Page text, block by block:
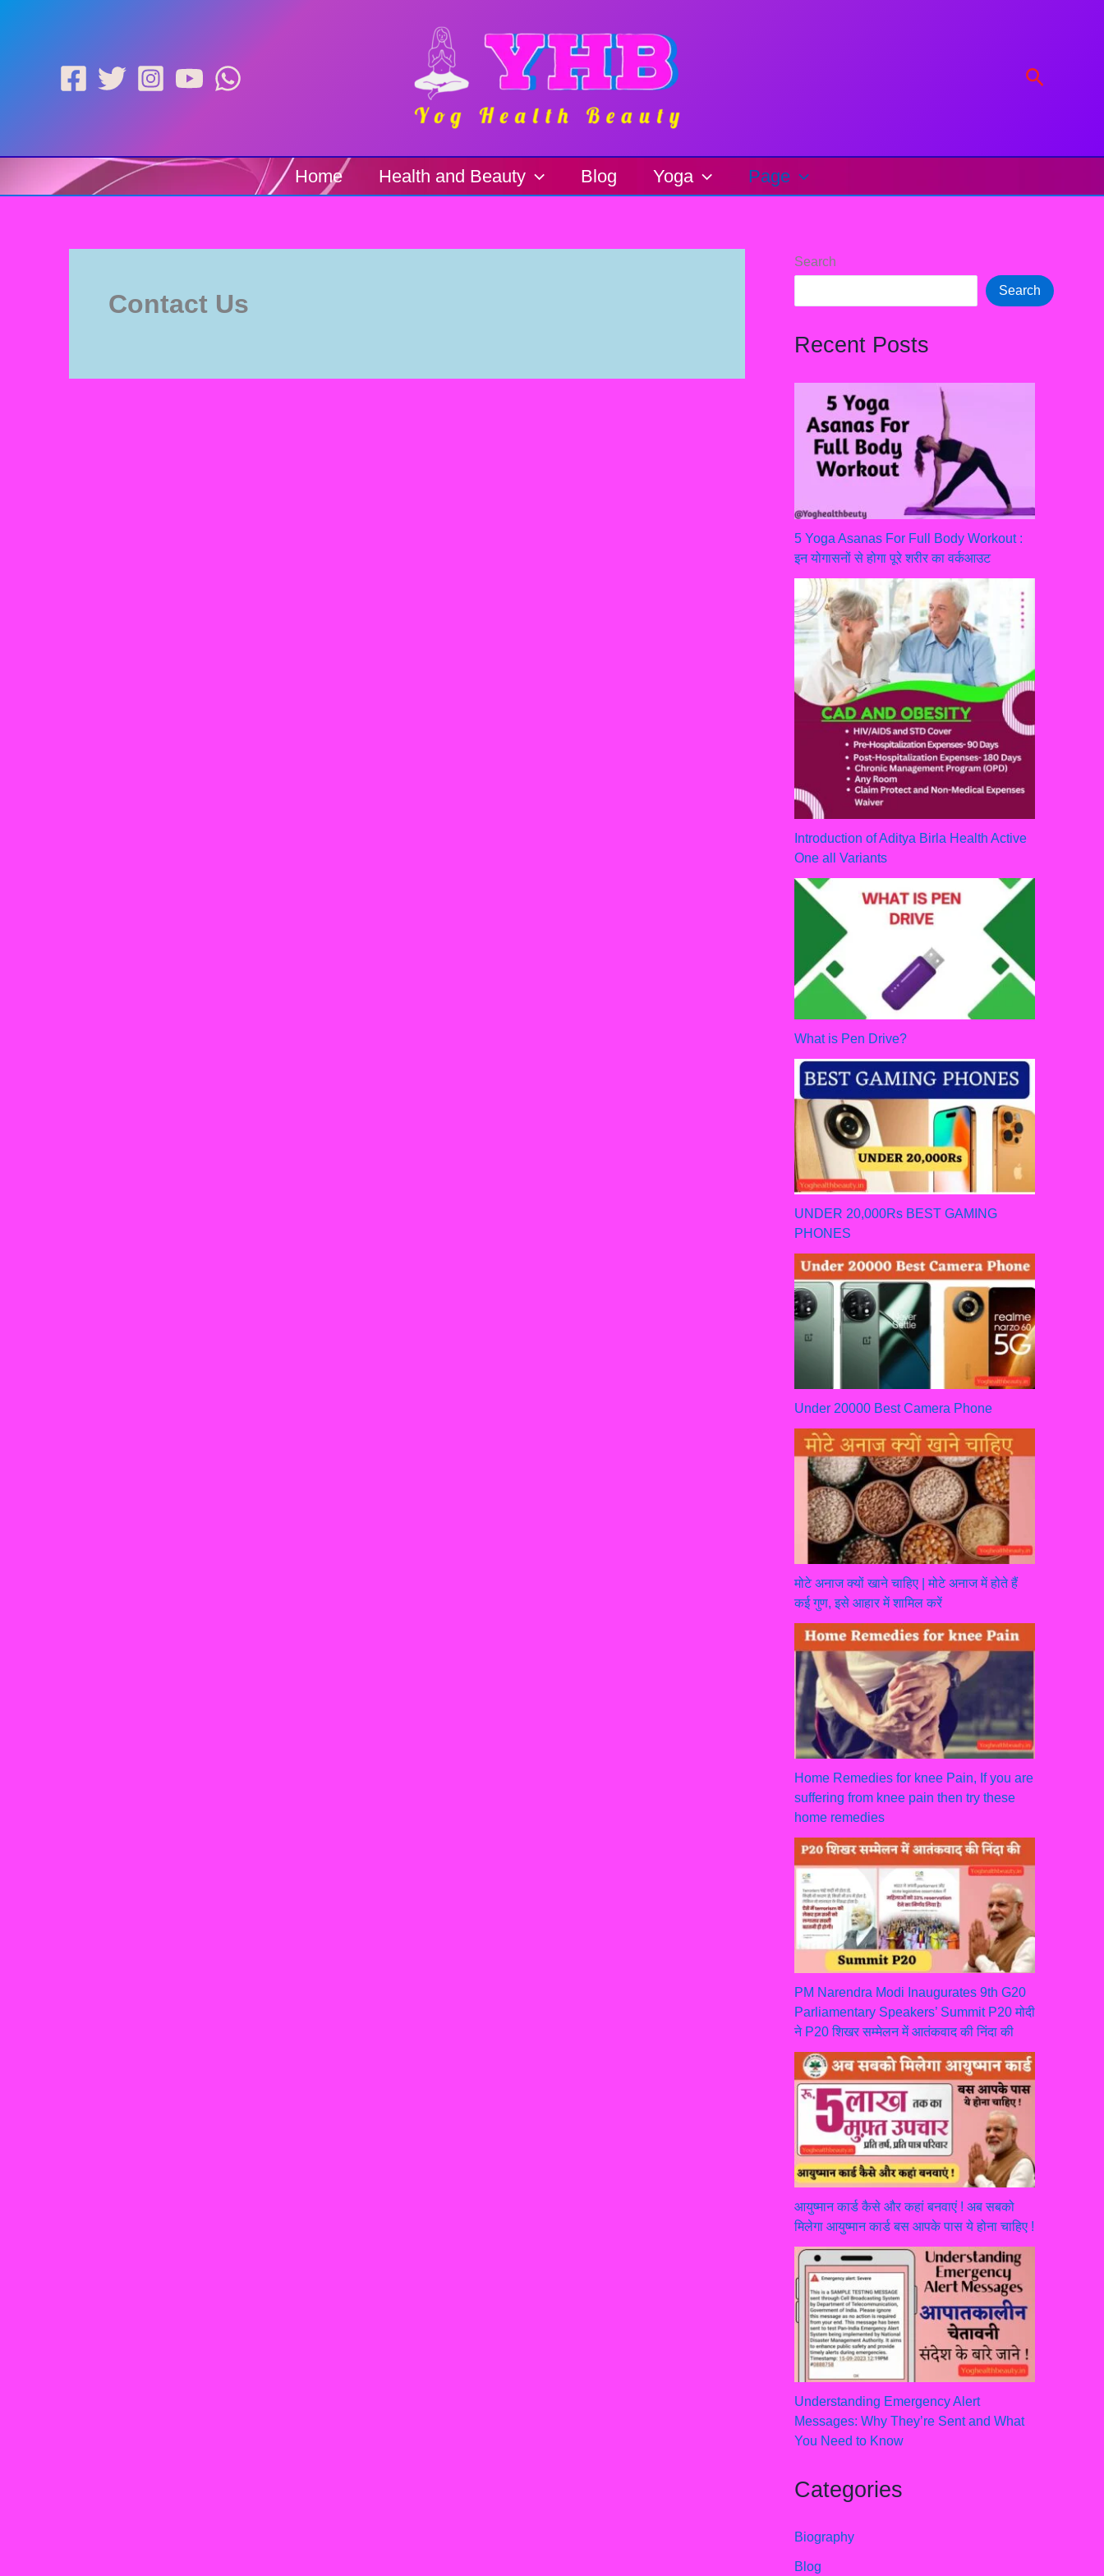
Search
Home Health and Beauty Blog Yoga Page
Contact Us
Search
Search
Recent Posts
5 Yoga Asanas For Full Body Workout :
इन योगासनों से होगा पूरे शरीर का वर्कआउट
Introduction of Aditya Birla Health Active
One all Variants
What is Pen Drive?
UNDER 20,000Rs BEST GAMING
PHONES
Under 20000 Best Camera Phone
मोटे अनाज क्यों खाने चाहिए | मोटे अनाज में होते हैं
कई गुण, इसे आहार में शामिल करें
Home Remedies for knee Pain, If you are
suffering from knee pain then try these
home remedies
PM Narendra Modi Inaugurates 9th G20
Parliamentary Speakers’ Summit P20 मोदी
ने P20 शिखर सम्मेलन में आतंकवाद की निंदा की
आयुष्मान कार्ड कैसे और कहां बनवाएं ! अब सबको
मिलेगा आयुष्मान कार्ड बस आपके पास ये होना चाहिए !
Understanding Emergency Alert
Messages: Why They’re Sent and What
You Need to Know
Categories
Biography
Blog